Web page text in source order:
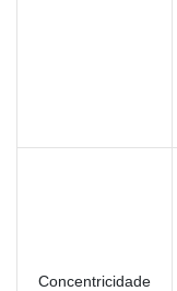
Concentricidade